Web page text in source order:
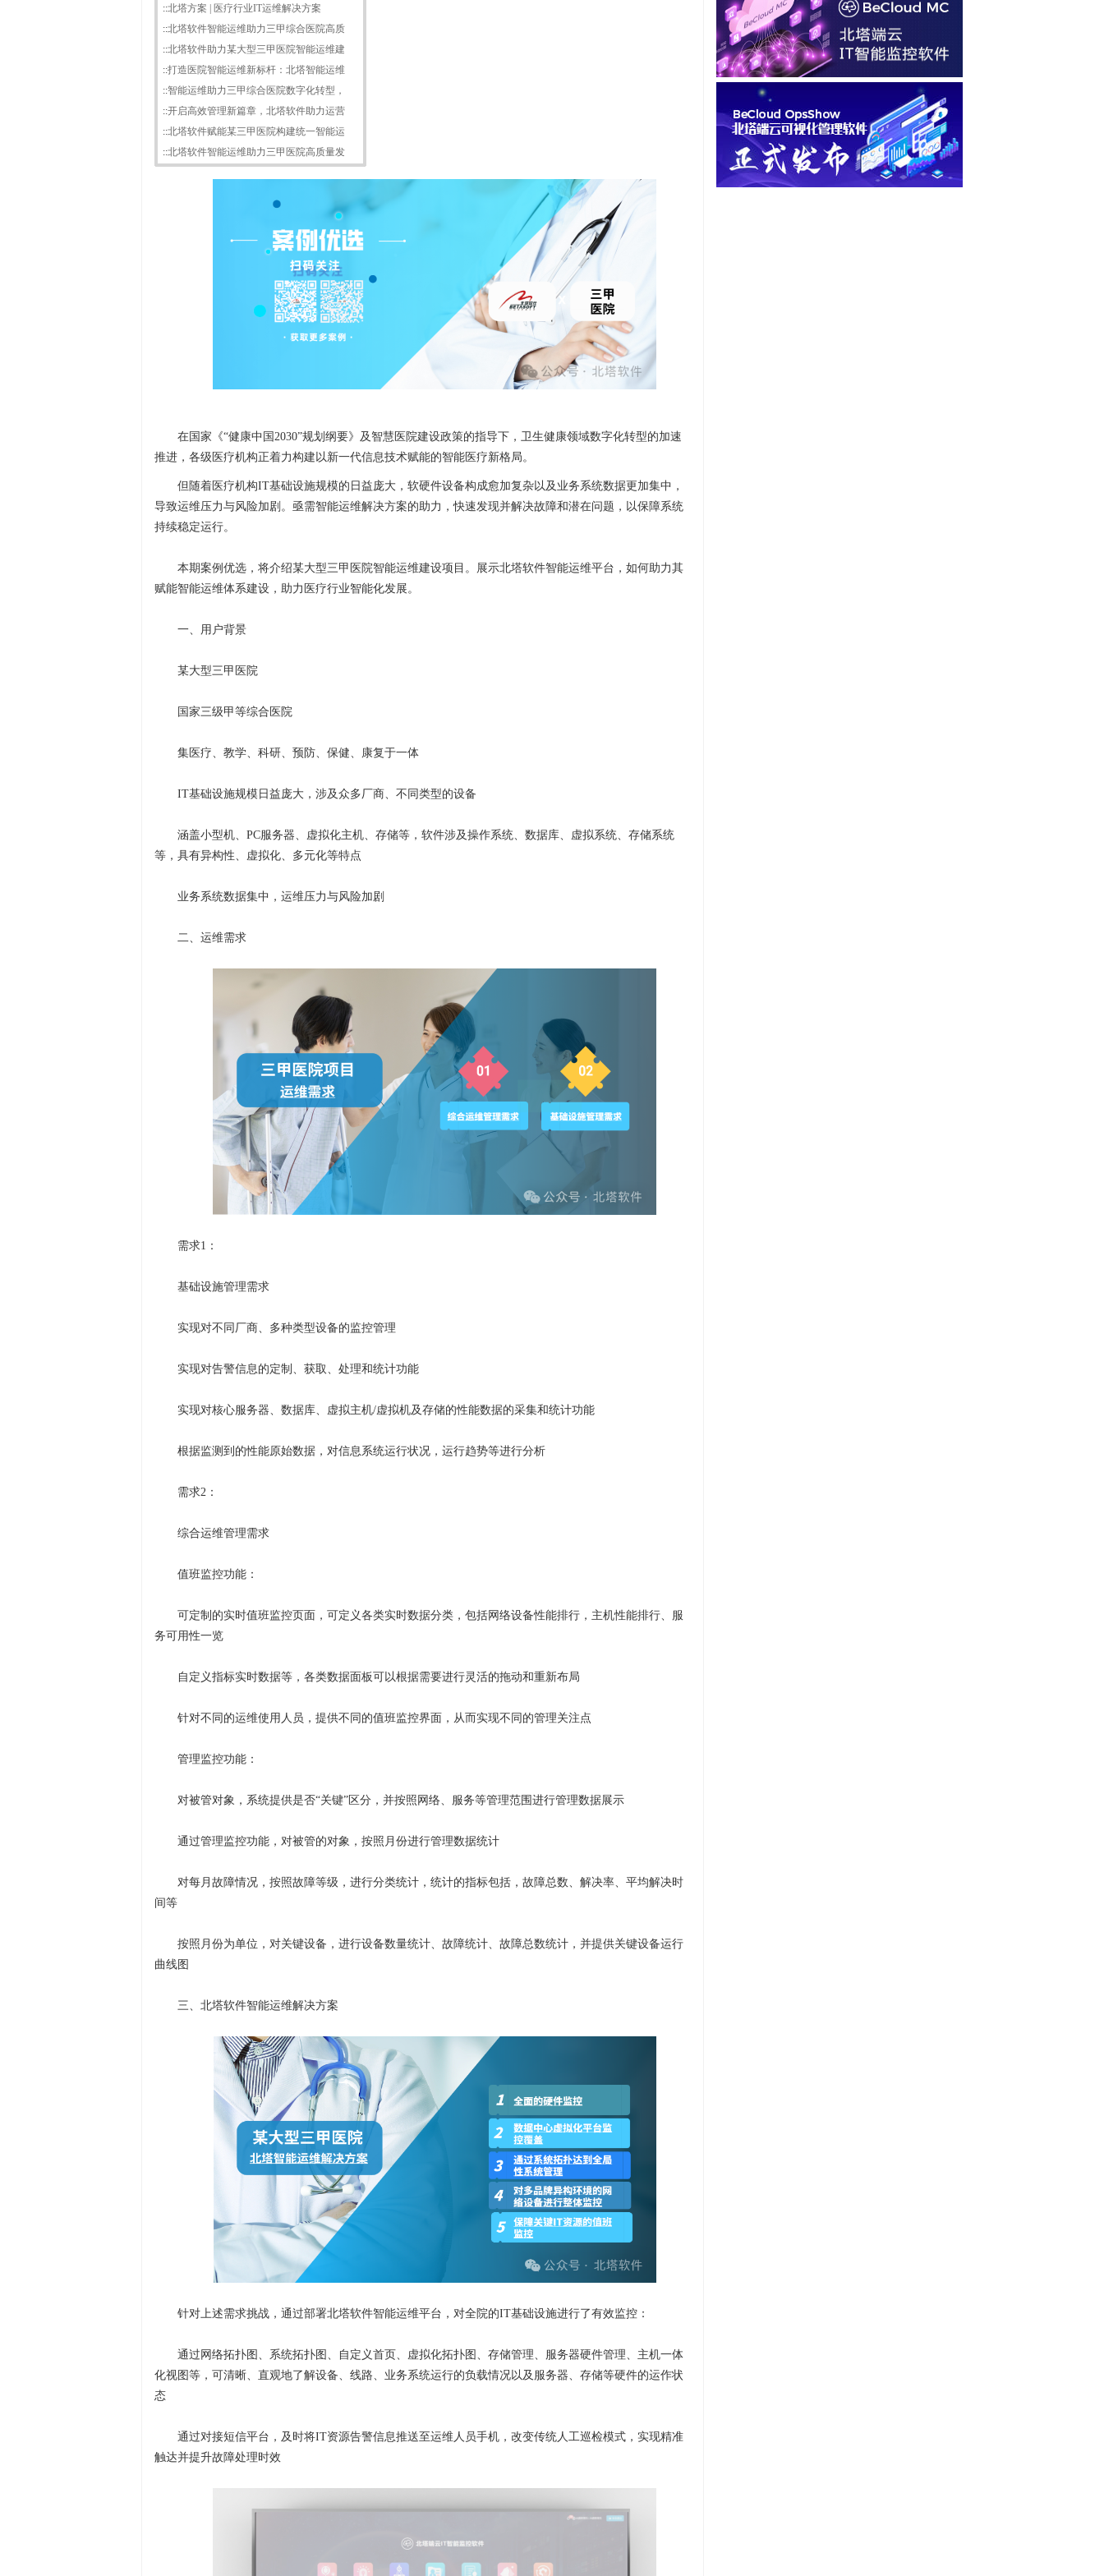
::北塔方案 | 医疗行业IT运维解决方案
::北塔软件智能运维助力三甲综合医院高质
::北塔软件助力某大型三甲医院智能运维建
::打造医院智能运维新标杆：北塔智能运维
::智能运维助力三甲综合医院数字化转型，
::开启高效管理新篇章，北塔软件助力运营
::北塔软件赋能某三甲医院构建统一智能运
::北塔软件智能运维助力三甲医院高质量发
在国家《“健康中国2030”规划纲要》及智慧医院建设政策的指导下，卫生健康领域数字化转型的加速
推进，各级医疗机构正着力构建以新一代信息技术赋能的智能医疗新格局。
但随着医疗机构IT基础设施规模的日益庞大，软硬件设备构成愈加复杂以及业务系统数据更加集中，
导致运维压力与风险加剧。亟需智能运维解决方案的助力，快速发现并解决故障和潜在问题，以保障系统
持续稳定运行。
本期案例优选，将介绍某大型三甲医院智能运维建设项目。展示北塔软件智能运维平台，如何助力其
赋能智能运维体系建设，助力医疗行业智能化发展。
一、用户背景
某大型三甲医院
国家三级甲等综合医院
集医疗、教学、科研、预防、保健、康复于一体
IT基础设施规模日益庞大，涉及众多厂商、不同类型的设备
涵盖小型机、PC服务器、虚拟化主机、存储等，软件涉及操作系统、数据库、虚拟系统、存储系统
等，具有异构性、虚拟化、多元化等特点
业务系统数据集中，运维压力与风险加剧
二、运维需求
需求1：
基础设施管理需求
实现对不同厂商、多种类型设备的监控管理
实现对告警信息的定制、获取、处理和统计功能
实现对核心服务器、数据库、虚拟主机/虚拟机及存储的性能数据的采集和统计功能
根据监测到的性能原始数据，对信息系统运行状况，运行趋势等进行分析
需求2：
综合运维管理需求
值班监控功能：
可定制的实时值班监控页面，可定义各类实时数据分类，包括网络设备性能排行，主机性能排行、服
务可用性一览
自定义指标实时数据等，各类数据面板可以根据需要进行灵活的拖动和重新布局
针对不同的运维使用人员，提供不同的值班监控界面，从而实现不同的管理关注点
管理监控功能：
对被管对象，系统提供是否“关键”区分，并按照网络、服务等管理范围进行管理数据展示
通过管理监控功能，对被管的对象，按照月份进行管理数据统计
对每月故障情况，按照故障等级，进行分类统计，统计的指标包括，故障总数、解决率、平均解决时
间等
按照月份为单位，对关键设备，进行设备数量统计、故障统计、故障总数统计，并提供关键设备运行
曲线图
三、北塔软件智能运维解决方案
针对上述需求挑战，通过部署北塔软件智能运维平台，对全院的IT基础设施进行了有效监控：
通过网络拓扑图、系统拓扑图、自定义首页、虚拟化拓扑图、存储管理、服务器硬件管理、主机一体
化视图等，可清晰、直观地了解设备、线路、业务系统运行的负载情况以及服务器、存储等硬件的运作状
态
通过对接短信平台，及时将IT资源告警信息推送至运维人员手机，改变传统人工巡检模式，实现精准
触达并提升故障处理时效